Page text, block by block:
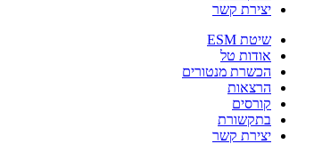
יצירת קשר
שיטת ESM
אודות טל
הכשרת מנטורים
הרצאות
קורסים
בתקשורת
יצירת קשר